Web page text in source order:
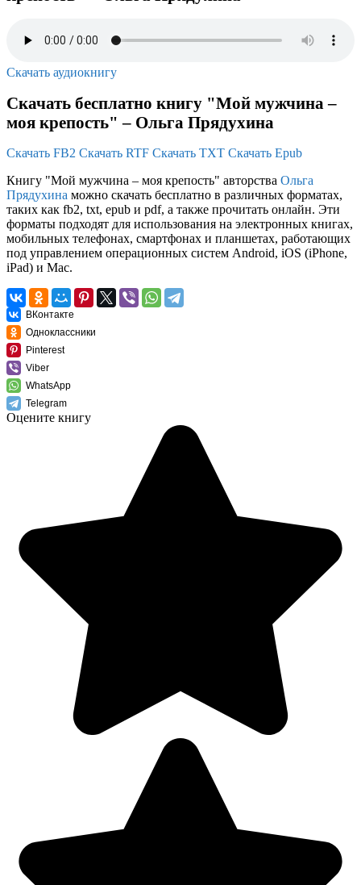
Скачать аудиокнигу
Скачать бесплатно книгу "Мой мужчина –
моя крепость" – Ольга Прядухина
Скачать FB2 Скачать RTF Скачать TXT Скачать Epub
Книгу "Мой мужчина – моя крепость" авторства Ольга
Прядухина можно скачать бесплатно в различных форматах,
таких как fb2, txt, epub и pdf, а также прочитать онлайн. Эти
форматы подходят для использования на электронных книгах,
мобильных телефонах, смартфонах и планшетах, работающих
под управлением операционных систем Android, iOS (iPhone,
iPad) и Mac.
ВКонтакте
Одноклассники
Pinterest
Viber
WhatsApp
Telegram
Оцените книгу